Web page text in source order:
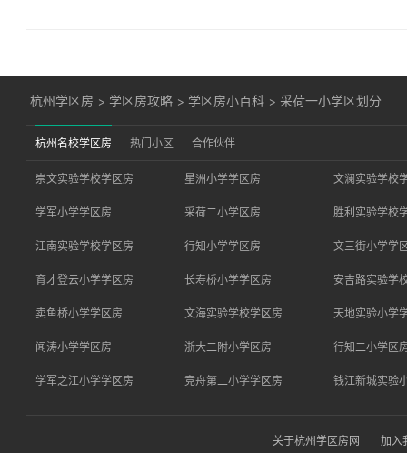
杭州学区房 > 学区房攻略 > 学区房小百科 > 采荷一小学区划分
杭州名校学区房 热门小区 合作伙伴
崇文实验学校学区房 星洲小学学区房 文澜实验学校
学军小学学区房 采荷二小学区房 胜利实验学校
江南实验学校学区房 行知小学学区房 文三街小学学
育才登云小学学区房 长寿桥小学学区房 安吉路实验学
卖鱼桥小学学区房 文海实验学校学区房 天地实验小学
闻涛小学学区房 浙大二附小学区房 行知二小学区
学军之江小学学区房 竞舟第二小学学区房 钱江新城实验
关于杭州学区房网
加入